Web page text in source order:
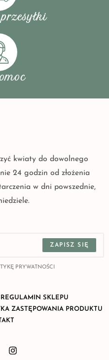
kwiaty do dowolnego
24 godzin od złożenia
w dni powszednie,
ZAPISZ SIĘ
PRYWATNOŚCI
REGULAMIN SKLEPU
ZASTĘPOWANIA PRODUKTU